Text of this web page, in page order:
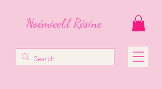
Noémieebl Résine